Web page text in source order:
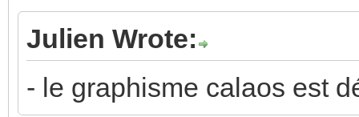
Julien Wrote:
- le graphisme calaos est